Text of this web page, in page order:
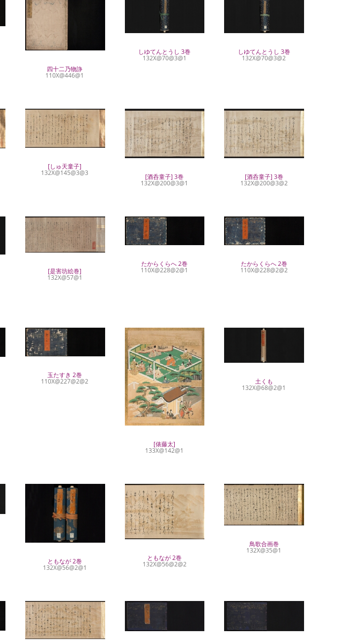
四十二乃物諍
110X@446@1
しゆてんとうし 3巻
132X@70@3@1
しゆてんとうし 3巻
132X@70@3@2
[しゅ天童子]
132X@145@3@3 [酒呑童子] 3巻
132X@200@3@1
[酒呑童子] 3巻
132X@200@3@2
[是害坊絵巻]
132X@57@1
たからくらへ 2巻
110X@228@2@1
たからくらへ 2巻
110X@228@2@2
玉たすき 2巻
110X@227@2@2
[俵藤太]
133X@142@1
土くも
132X@68@2@1
ともなが 2巻
132X@56@2@1
ともなが 2巻
132X@56@2@2
鳥歌合画巻
132X@35@1